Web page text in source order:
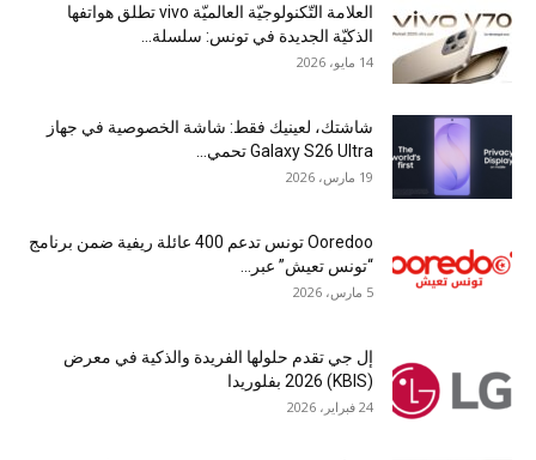
العلامة التّكنولوجيّة العالميّة vivo تطلق هواتفها
الذكيّة الجديدة في تونس: سلسلة...
14 مايو، 2026
شاشتك، لعينيك فقط: شاشة الخصوصية في جهاز
Galaxy S26 Ultra تحمي...
19 مارس، 2026
Ooredoo تونس تدعم 400 عائلة ريفية ضمن برنامج
“تونس تعيش” عبر...
5 مارس، 2026
إل جي تقدم حلولها الفريدة والذكية في معرض
(KBIS) 2026 بفلوريدا
24 فبراير، 2026